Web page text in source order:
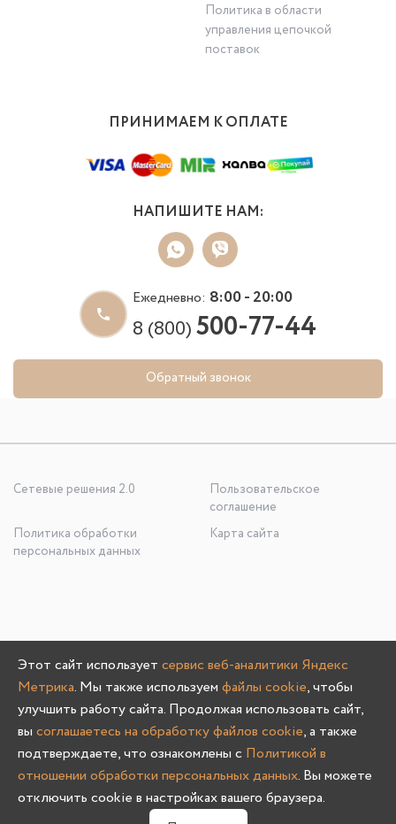
Политика в области
управления цепочкой
поставок
ПРИНИМАЕМ К ОПЛАТЕ
НАПИШИТЕ НАМ:
Ежедневно: 8:00 - 20:00
8 (800)500-77-44
Обратный звонок
Сетевые решения 2.0
Пользовательское
соглашение
Политика обработки
персональных данных
Карта сайта
ООО «УЮТНО И ТОЧКА», ОГРН: 1245200020636
603107, Нижегородская область, г. Нижний Новгород, пр-
кт Гагарина, д. 178/1
Олмеко © 2004 -2026
Этот сайт использует сервис веб-аналитики Яндекс
Метрика. Мы также используем файлы cookie, чтобы
улучшить работу сайта. Продолжая использовать сайт,
вы соглашаетесь на обработку файлов cookie, а также
подтверждаете, что ознакомлены с Политикой в
отношении обработки персональных данных. Вы можете
отключить cookie в настройках вашего браузера.